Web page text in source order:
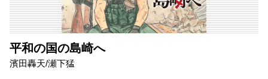
平和の国の島崎へ
濱田轟天/瀬下猛